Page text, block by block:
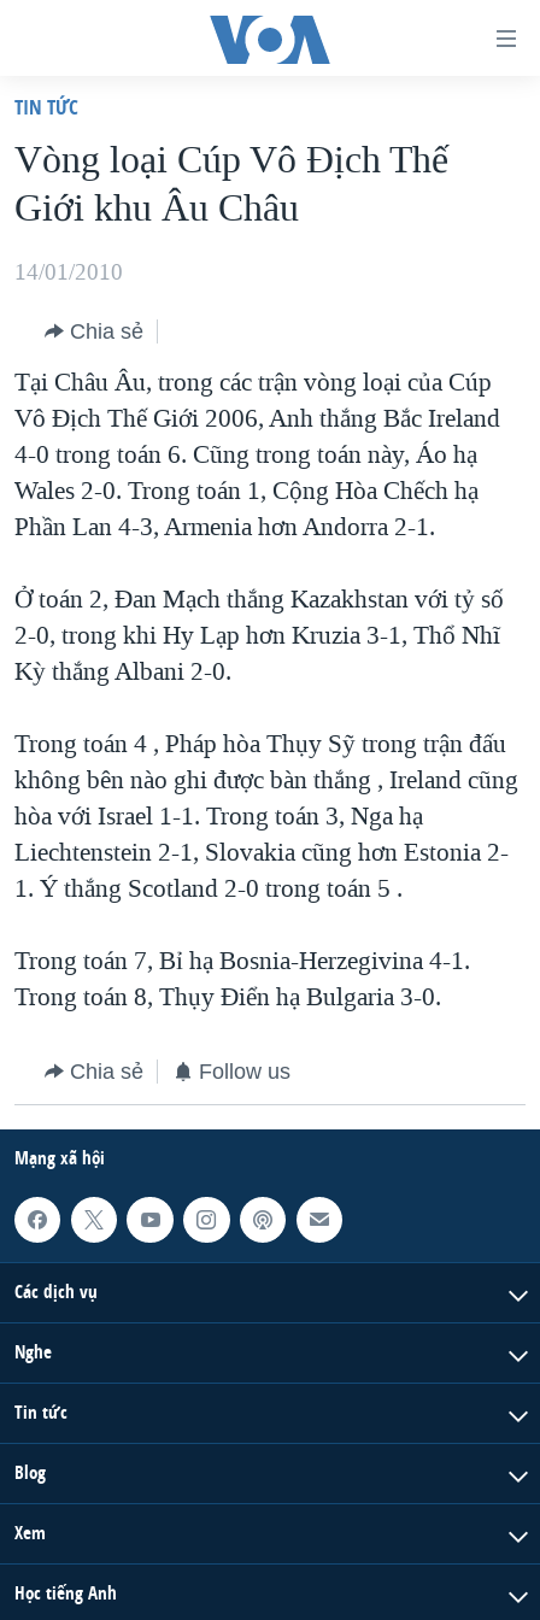
truy
cập
Tới
dung
chính
điều
hướng
chính
Đi
tới
VIỆT NAM
HOA KỲ
BIỂN ĐÔNG
BLOG
DIỄN ĐÀN
MỤC
TỰ DO BÁO CHÍ
VẠCH TRẦN TIN GIẢ
ĐỜI SỐNG
KINH TẾ
SỨC KHOẺ
VĂN HOÁ
THỂ THAO
CHUYÊN ĐỀ
CHIẾN TRANH THƯƠNG MẠI CỦA MỸ: QUÁ KHỨ VÀ HIỆN
HÀNH TRÌNH BẦU CỬ 2024
MỘT NĂM CHIẾN TRANH TẠI DẢI GAZA
GIẢI MÃ VÀNH ĐAI & CON ĐƯỜNG
TRỊNH VĨNH BÌNH - NGƯỜI HẠ 'BÊN THẮNG CUỘC'
GROUND ZERO – XƯA VÀ NAY
CHI PHÍ CHIẾN TRANH AFGHANISTAN
CÁC GIÁ TRỊ CỘNG HÒA Ở VIỆT NAM
TRỊNH VĨNH BÌNH VS. CHÍNH PHỦ VIỆT NAM
BÊN KIA QUỐC LỘ: TIẾNG VỌNG TỪ NÔNG THÔN MỸ
QUAN HỆ VIỆT MỸ
HỌC TIẾNG ANH
NGHE
MẠNG XÃ HỘI
Ngôn ngữ khác
TIN TỨC
Vòng loại Cúp Vô Địch Thế
Giới khu Âu Châu
14/01/2010
Chia sẻ
Tại Châu Âu, trong các trận vòng loại của Cúp
Vô Địch Thế Giới 2006, Anh thắng Bắc Ireland
4-0 trong toán 6. Cũng trong toán này, Áo hạ
Wales 2-0. Trong toán 1, Cộng Hòa Chếch hạ
Phần Lan 4-3, Armenia hơn Andorra 2-1.
Ở toán 2, Đan Mạch thắng Kazakhstan với tỷ số
2-0, trong khi Hy Lạp hơn Kruzia 3-1, Thổ Nhĩ
Kỳ thắng Albani 2-0.
Trong toán 4 , Pháp hòa Thụy Sỹ trong trận đấu
không bên nào ghi được bàn thắng , Ireland cũng
hòa với Israel 1-1. Trong toán 3, Nga hạ
Liechtenstein 2-1, Slovakia cũng hơn Estonia 2-
1. Ý thắng Scotland 2-0 trong toán 5 .
Trong toán 7, Bỉ hạ Bosnia-Herzegivina 4-1.
Trong toán 8, Thụy Điển hạ Bulgaria 3-0.
Chia sẻ Follow us
Mạng xã hội
Các dịch vụ
Nghe
Tin tức
Blog
Xem
Học tiếng Anh